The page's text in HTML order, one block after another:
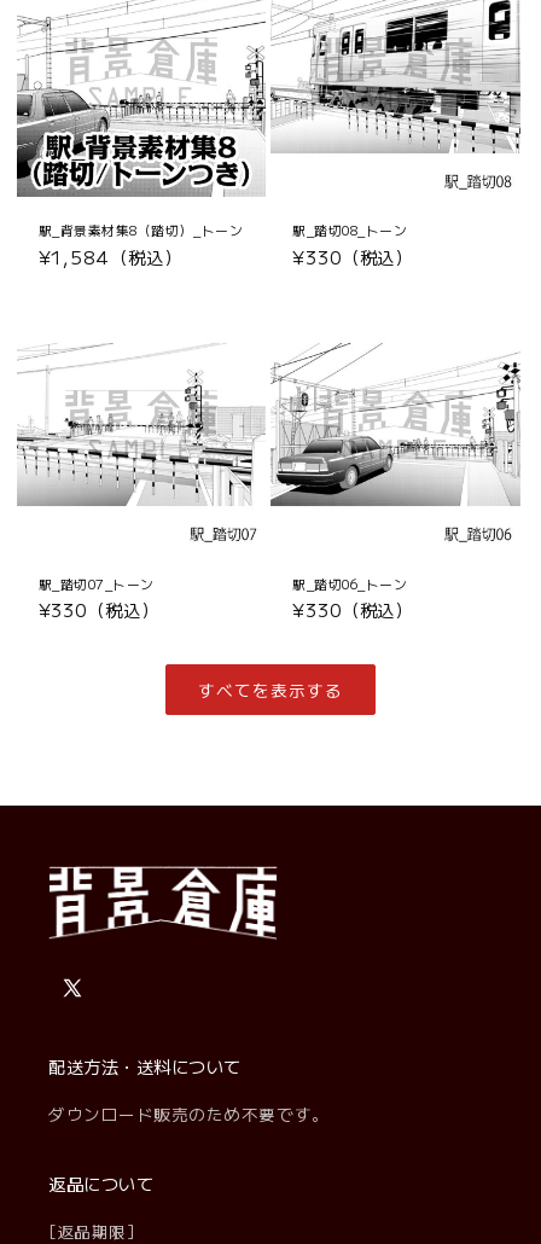
駅_背景素材集8（踏切）_トーン
通
¥1,584（税込）
駅_踏切08_トーン
通
¥330（税込）
駅_踏切07_トーン
通
¥330（税込）
駅_踏切06_トーン
通
価
格
¥330（税込）
すべてを表示する
X
配送方法・送料について
ダウンロード販売のため不要です。
返品について
[返品期限]